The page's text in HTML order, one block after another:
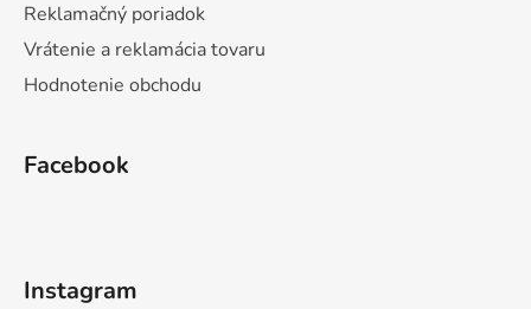
Reklamačný poriadok
Vrátenie a reklamácia tovaru
Hodnotenie obchodu
Facebook
Instagram